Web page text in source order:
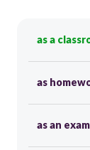
as a
as
as an exam